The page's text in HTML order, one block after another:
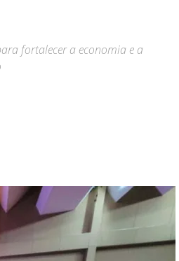
fortalecer a economia e a